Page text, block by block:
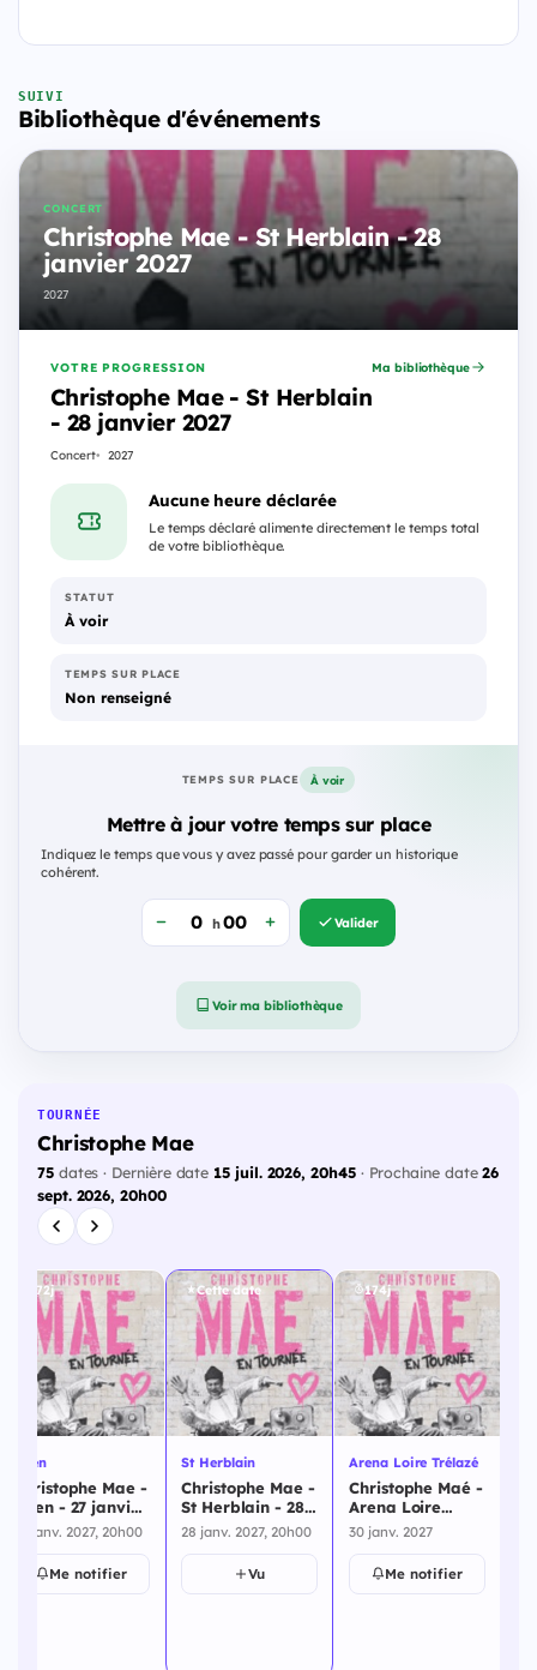
SUIVI
Bibliothèque d'événements
CONCERT
Christophe Mae - St Herblain - 28
janvier 2027
2027
VOTRE PROGRESSION
Christophe Mae - St Herblain
- 28 janvier 2027
Concert 2027
Ma bibliothèque
Aucune heure déclarée
Le temps déclaré alimente directement le temps total
de votre bibliothèque.
STATUT
À voir
TEMPS SUR PLACE
Non renseigné
TEMPS SUR PLACE À voir
Mettre à jour votre temps sur place
Indiquez le temps que vous y avez passé pour garder un historique
cohérent.
h Valider
Voir ma bibliothèque
TOURNÉE
Christophe Mae
75dates · Dernière date 15 juil. 2026, 20h45· Prochaine date26
sept. 2026, 20h00
172j
Caen
Christophe Mae -
Caen - 27 janvier
2027
27 janv. 2027, 20h00
Me notifier
Cette date
St Herblain
Christophe Mae -
St Herblain - 28
janvier 2027
28 janv. 2027, 20h00
Vu
174j
Arena Loire Trélazé
Christophe Maé -
Arena Loire
Trélazé - 30
janvier 2027
30 janv. 2027
Me notifier